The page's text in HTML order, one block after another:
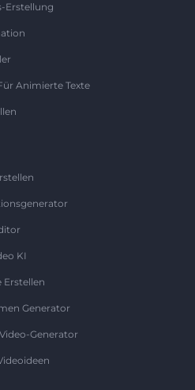
Erstellung
Animierte Texte
KI
Erstellen
Generator
Generator